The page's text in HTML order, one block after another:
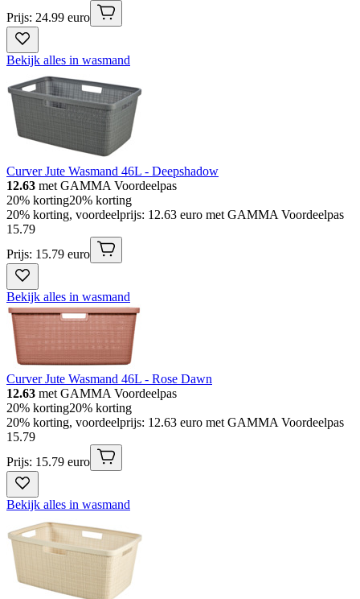
Prijs: 24.99 euro
Bekijk alles in wasmand
Curver Jute Wasmand 46L - Deepshadow
12.63 met GAMMA Voordeelpas
20% korting20% korting
20% korting, voordeelprijs: 12.63 euro met GAMMA Voordeelpas
15.79
Prijs: 15.79 euro
Bekijk alles in wasmand
Curver Jute Wasmand 46L - Rose Dawn
12.63 met GAMMA Voordeelpas
20% korting20% korting
20% korting, voordeelprijs: 12.63 euro met GAMMA Voordeelpas
15.79
Prijs: 15.79 euro
Bekijk alles in wasmand